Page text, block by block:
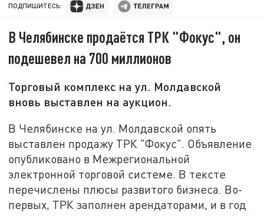
ПОДПИШИТЕСЬ:
В Челябинске продаётся ТРК "Фокус", он
подешевел на 700 миллионов
Торговый комплекс на ул. Молдавской
вновь выставлен на аукцион.
В Челябинске на ул. Молдавской опять
выставлен продажу ТРК "Фокус". Объявление
опубликовано в Межрегиональной
электронной торговой системе. В тексте
перечислены плюсы развитого бизнеса. Во-
первых, ТРК заполнен арендаторами, и в год